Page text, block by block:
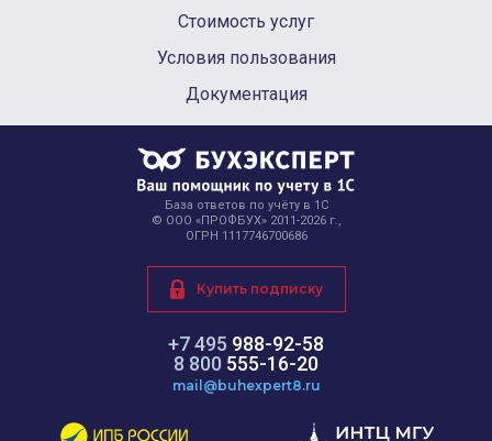
Стоимость услуг
Условия пользования
Документация
База ответов по учёту в 1С
© ООО «ПРОФБУХ» 2011-2026 г.,
ОГРН 1117746700686
+7 495 988-92-58
8 800 555-16-20
mail@buhexpert8.ru
Купить подписку